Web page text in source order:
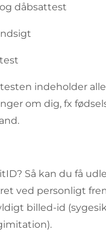
dåbsattest
indeholder
om dig, fx
Så kan du få
ved personligt
billed-id